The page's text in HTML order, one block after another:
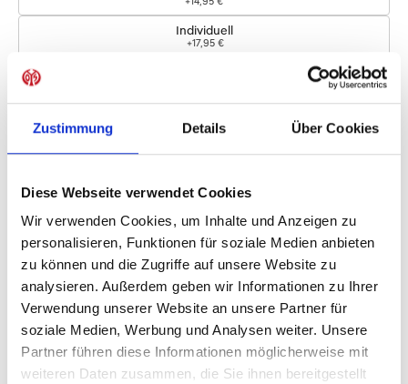
Zustimmung Details Über Cookies
Diese Webseite verwendet Cookies
Wir verwenden Cookies, um Inhalte und Anzeigen zu
personalisieren, Funktionen für soziale Medien anbieten
zu können und die Zugriffe auf unsere Website zu
analysieren. Außerdem geben wir Informationen zu Ihrer
Verwendung unserer Website an unsere Partner für
soziale Medien, Werbung und Analysen weiter. Unsere
Partner führen diese Informationen möglicherweise mit
weiteren Daten zusammen, die Sie ihnen bereitgestellt
Individuell
+17,95 €
Logos
Bundesliga-Logo
+4,95 €
IN DEN WARENKORB